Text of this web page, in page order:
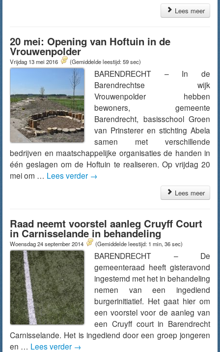
Lees meer
20 mei: Opening van Hoftuin in de
Vrouwenpolder
Vrijdag 13 mei 2016 (Gemiddelde leestijd: 59 sec)
BARENDRECHT – In de
Barendrechtse wijk
Vrouwenpolder hebben
bewoners, gemeente
Barendrecht, basisschool Groen
van Prinsterer en stichting Abela
samen met verschillende
bedrijven en maatschappelijke organisaties de handen in
één geslagen om de Hoftuin te realiseren. Op vrijdag 20
mei om … Lees verder →
Lees meer
Raad neemt voorstel aanleg Cruyff Court
in Carnisselande in behandeling
Woensdag 24 september 2014 (Gemiddelde leestijd: 1 min, 36 sec)
BARENDRECHT – De
gemeenteraad heeft gisteravond
ingestemd met het in behandeling
nemen van een ingediend
burgerinitiatief. Het gaat hier om
een voorstel voor de aanleg van
een Cruyff court in Barendrecht
Carnisselande. Het is ingediend door een groep jongeren
en … Lees verder →